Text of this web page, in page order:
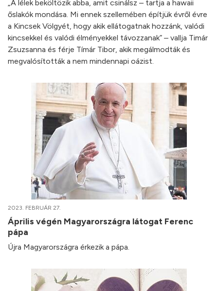
„A lélek beköltözik abba, amit csinálsz – tartja a hawaii
őslakók mondása. Mi ennek szellemében építjük évről évre
a Kincsek Völgyét, hogy akik ellátogatnak hozzánk, valódi
kincsekkel és valódi élményekkel távozzanak” – vallja Timár
Zsuzsanna és férje Tímár Tibor, akik megálmodták és
megvalósították a nem mindennapi oázist.
2023. FEBRUÁR 27.
Április végén Magyarországra látogat Ferenc
pápa
Újra Magyarországra érkezik a pápa.